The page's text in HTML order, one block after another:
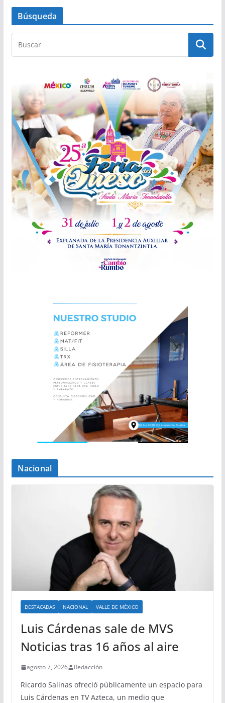
Búsqueda
Nacional
DESTACADAS NACIONAL VALLE DE MÉXICO
Luis Cárdenas sale de MVS
Noticias tras 16 años al aire
agosto 7, 2026 Redacción
Ricardo Salinas ofreció públicamente un espacio para
Luis Cárdenas en TV Azteca, un medio que